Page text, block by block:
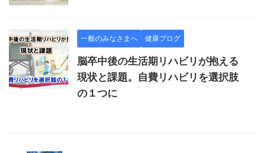
一般のみなさまへ 健康ブログ
脳卒中後の生活期リハビリが抱える
現状と課題。自費リハビリを選択肢
の１つに